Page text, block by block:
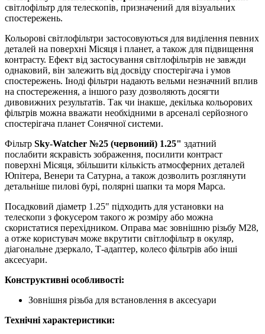
світлофільтр для телескопів, призначений для візуальних
спостережень.
Кольорові світлофільтри застосовуються для виділення певних
деталей на поверхні Місяця і планет, а також для підвищення
контрасту. Ефект від застосування світлофільтрів не завжди
однаковий, він залежить від досвіду спостерігача і умов
спостережень. Іноді фільтри надають вельми незначний вплив
на спостереження, а іншого разу дозволяють досягти
дивовижних результатів. Так чи інакше, декілька кольорових
фільтрів можна вважати необхідними в арсеналі серйозного
спостерігача планет Сонячної системи.
Фільтр Sky-Watcher №25 (червоний) 1.25" здатний
послабити яскравість зображення, посилити контраст
поверхні Місяця, збільшити кількість атмосферних деталей
Юпітера, Венери та Сатурна, а також дозволить розглянути
детальніше пилові бурі, полярні шапки та моря Марса.
Посадковий діаметр 1.25" підходить для установки на
телескопи з фокусером такого ж розміру або можна
скористатися перехідником. Оправа має зовнішню різьбу М28,
а отже користувач може вкрутити світлофільтр в окуляр,
діагональне дзеркало, Т-адаптер, колесо фільтрів або інші
аксесуари.
Конструктивні особливості:
Зовнішня різьба для встановлення в аксесуари
Технічні характеристики: